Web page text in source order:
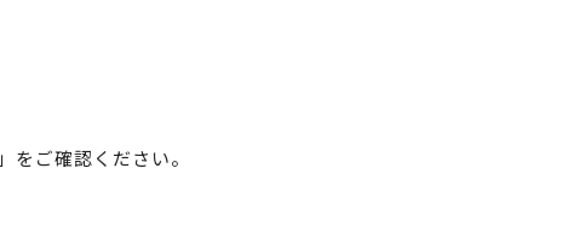
」をご確認ください。